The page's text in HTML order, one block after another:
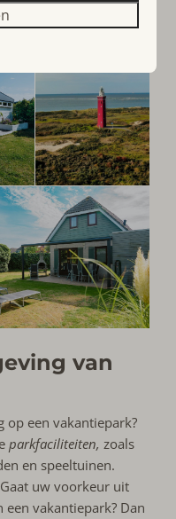
van
op een vakantiepark?
parkfaciliteiten, zoals
en speeltuinen.
uw voorkeur uit
vakantiepark? Dan